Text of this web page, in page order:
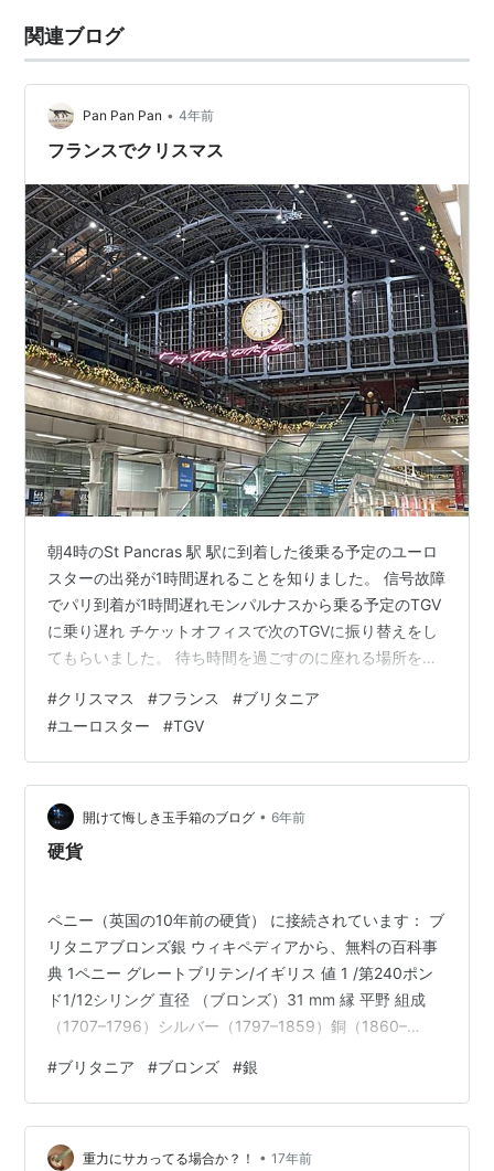
関連ブログ
Pan Pan Pan • 4年前
フランスでクリスマス
朝4時のSt Pancras 駅 駅に到着した後乗る予定のユーロ
スターの出発が1時間遅れることを知りました。 信号故障
でパリ到着が1時間遅れモンパルナスから乗る予定のTGV
に乗り遅れ チケットオフィスで次のTGVに振り替えをし
てもらいました。 待ち時間を過ごすのに座れる場所を探
サンドイッチでランチ。 これは翌日義姉宅近辺を散歩 フ
ランスのクリスマスはとにかく食べる 前日あれだけ食べ
たのに何もなかったように普通に朝食を食べられるフラ
ンスの家族 毎回驚くばかり。 普段は朝昼2食ですがホリ
デー中は朝食をスキップして昼夜の2食に移行してます。
昼は午…
#クリスマス #フランス #ブリタニア
#ユーロスター #TGV
開けて悔しき玉手箱のブログ • 6年前
硬貨
ペニー（英国の10年前の硬貨） に接続されています： ブ
リタニアブロンズ銀 ウィキペディアから、無料の百科事
典 1ペニー グレートブリテン/イギリス 値 1 /第240ポン
ド1/12シリング 直径 （ブロンズ）31 mm 縁 平野 組成
（1707–1796）シルバー（1797–1859）銅（1860–
プロフィール（エリザベス2世のデザインを示していま
す） 逆行する 設計 ブリタニア（初期の造幣局で私を戴
冠させた） デザイナー レナードチャールズワイオン 設
計日 1936年 10進数前のペニー（1d）は、英ポンドの
#ブリタニア #ブロンズ #銀
重力にサカってる場合か？！ • 17年前